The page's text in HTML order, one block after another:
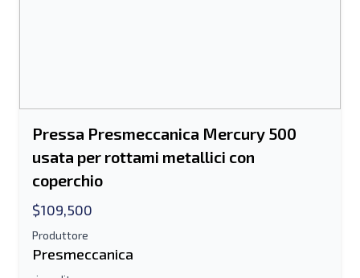
Pressa Presmeccanica Mercury 500
usata per rottami metallici con
coperchio
$109,500
Produttore
Presmeccanica